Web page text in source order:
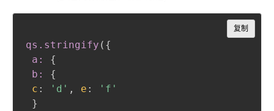
qs .stringify ( {
a:
{
b:
{
c : 'd' , e :
'f'
}
复制
Copy